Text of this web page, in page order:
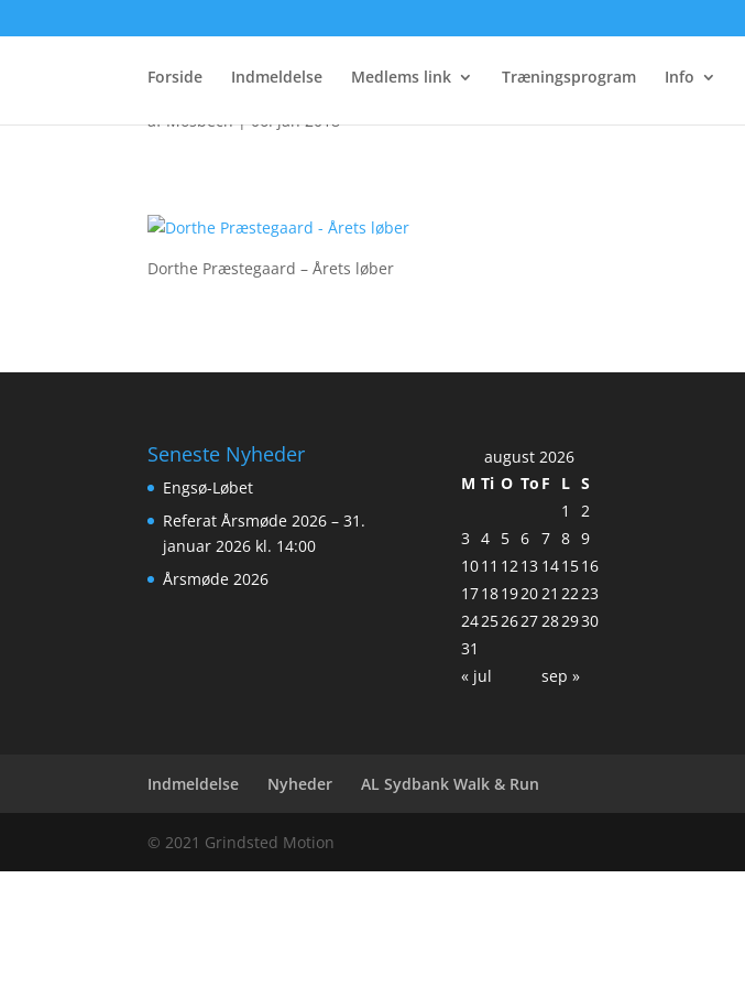
Forside Indmeldelse Medlems link Træningsprogram Info
Dorthe Præstegaard – Årets løber
afMosbech|06. jan 2018
Dorthe Præstegaard – Årets løber
Seneste Nyheder
Engsø-Løbet
Referat Årsmøde 2026 – 31.
januar 2026 kl. 14:00
Årsmøde 2026
august 2026
M Ti O To F L S
1
2
3 4 5 6 7 8 9
1011 12 13 141516
17181920 21 22 23
24252627 282930
31
« jul
sep »
Indmeldelse Nyheder AL Sydbank Walk & Run
© 2021 Grindsted Motion